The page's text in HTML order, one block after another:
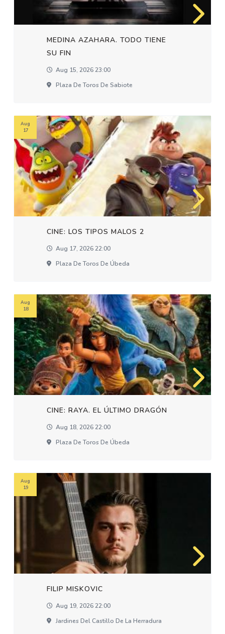
MEDINA AZAHARA. TODO TIENE
SU FIN
Aug 15, 2026 23:00
Plaza De Toros De Sabiote
CINE: LOS TIPOS MALOS 2
Aug 17, 2026 22:00
Plaza De Toros De Úbeda
Aug
17
CINE: RAYA. EL ÚLTIMO DRAGÓN
Aug 18, 2026 22:00
Plaza De Toros De Úbeda
Aug
18
FILIP MISKOVIC
Aug 19, 2026 22:00
Jardines Del Castillo De La Herradura
Aug
19